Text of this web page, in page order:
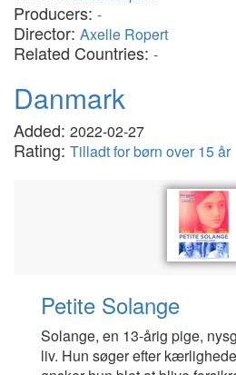
Producers: -
Director: Axelle Ropert
Related Countries: -
Danmark
Added: 2022-02-27
Rating: Tilladt for børn over 15 år
Petite Solange
Solange, en 13-årig pige,
liv. Hun søger efter